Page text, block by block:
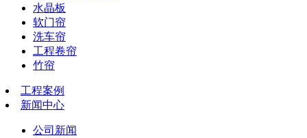
水晶板
软门帘
洗车帘
工程卷帘
竹帘
工程案例
新闻中心
公司新闻